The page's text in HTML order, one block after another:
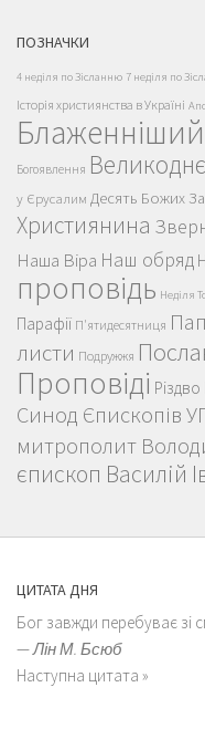
ПОЗНАЧКИ
4 неділя по Зісланню 7 неділя по
Історія християнства в Україні
Богоявлення
у Єрусалим Десять Божих
Християнина
Наша Віра Наш обряд
проповідь Неділя
Парафії П'ятидесятниця
листи Подружжя
Проповіді Різдво
Синод Єпископів
митрополит
єпископ Василій
ЦИТАТА ДНЯ
Бог завжди перебуває зі
—Лін М. Бсюб
Наступна цитата »